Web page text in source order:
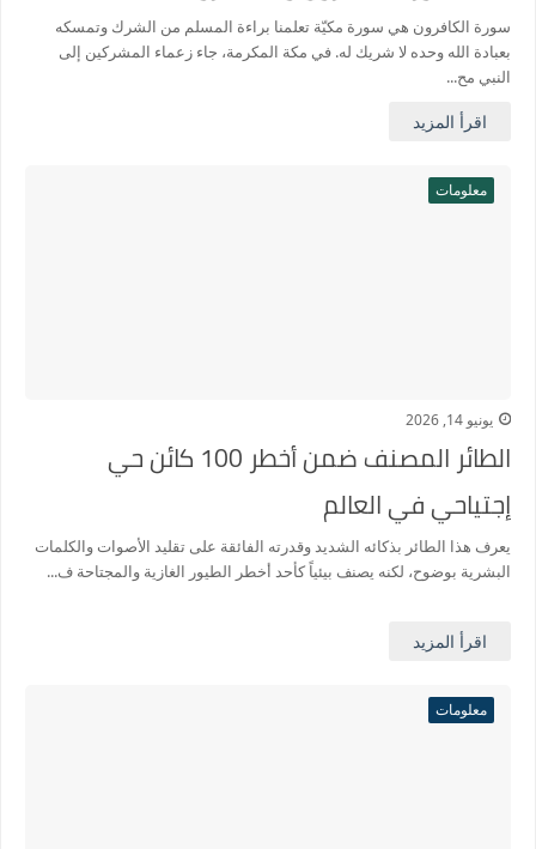
سورة الكافرون هي سورة مكيّة تعلمنا براءة المسلم من الشرك وتمسكه
بعبادة الله وحده لا شريك له. في مكة المكرمة، جاء زعماء المشركين إلى
النبي مح...
اقرأ المزيد
معلومات
يونيو 14, 2026
الطائر المصنف ضمن أخطر 100 كائن حي
إجتياحي في العالم
يعرف هذا الطائر بذكائه الشديد وقدرته الفائقة على تقليد الأصوات والكلمات
البشرية بوضوح، لكنه يصنف بيئياً كأحد أخطر الطيور الغازية والمجتاحة ف...
اقرأ المزيد
معلومات